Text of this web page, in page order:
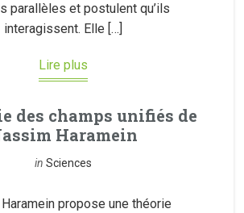
parallèles et postulent qu’ils
interagissent. Elle […]
Lire plus
des champs unifiés de
Haramein
inSciences
propose une théorie